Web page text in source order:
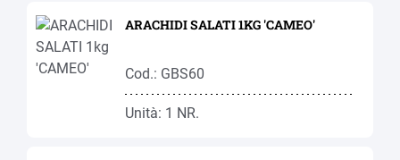
ARACHIDI SALATI 1KG 'CAMEO'
Cod.: GBS60
Unità: 1 NR.